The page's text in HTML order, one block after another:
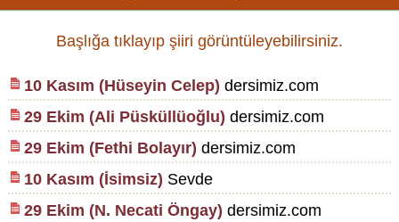
Başlığa tıklayıp şiiri görüntüleyebilirsiniz.
10 Kasım (Hüseyin Celep) dersimiz.com
29 Ekim (Ali Püsküllüoğlu) dersimiz.com
29 Ekim (Fethi Bolayır) dersimiz.com
10 Kasım (İsimsiz) Sevde
29 Ekim (N. Necati Öngay) dersimiz.com